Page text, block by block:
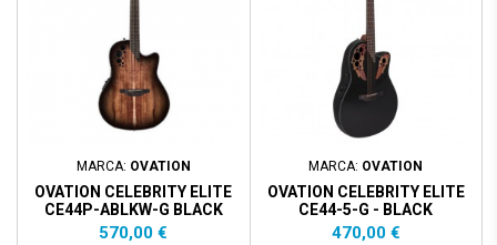
MARCA: OVATION
OVATION CELEBRITY ELITE
CE44P-ABLKW-G BLACK
BURST - LTD
Prezzo
570,00 €
MARCA: OVATION
OVATION CELEBRITY ELITE
CE44-5-G - BLACK
Prezzo
470,00 €